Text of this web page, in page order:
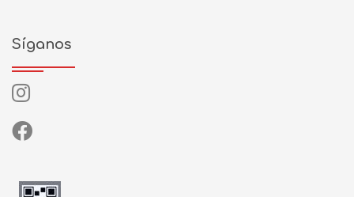
Síganos